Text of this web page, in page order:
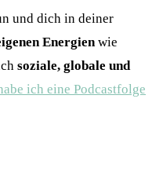
und dich in deiner
Energien wie
soziale, globale und
ich eine Podcastfolge